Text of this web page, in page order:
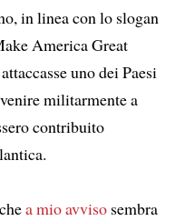
in linea con lo slogan
America Great
uno dei Paesi
militarmente a
contribuito
a mio avvisosembra